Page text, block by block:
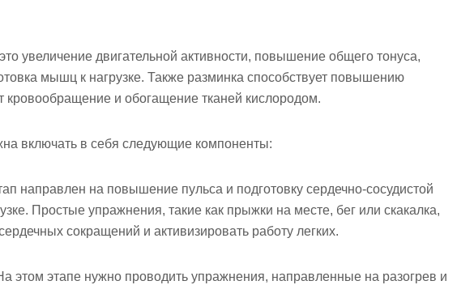
увеличение двигательной активности, повышение общего тонуса,
мышц к нагрузке. Также разминка способствует повышению
кровообращение и обогащение тканей кислородом.
включать в себя следующие компоненты:
направлен на повышение пульса и подготовку сердечно-сосудистой
Простые упражнения, такие как прыжки на месте, бег или скакалка,
сокращений и активизировать работу легких.
этом этапе нужно проводить упражнения, направленные на разогрев и